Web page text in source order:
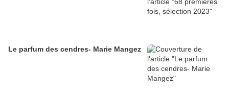
Le parfum des cendres- Marie Mangez